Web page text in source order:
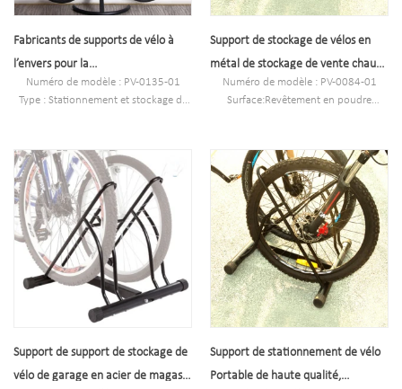
Fabricants de supports de vélo à
l’envers pour la
maison/appartement/garage
Numéro de modèle : PV-0135-01
Type : Stationnement et stockage de
Style : aussi bien à l'intérieur qu'à
l'extérieur
Matière :acier
Chargement : 2 à 10 vélos (selon les
besoins du client)
Taille:75*48*200cm
Finition : galvanisé à chaud
Support de stockage de vélos en
métal de stockage de vente chaude
en plein air 2021 à la maison
Numéro de modèle : PV-0084-01
Surface:Revêtement en poudre
NW/G.W: 4.5KG/4.8KG
Capacité : 2 vélos
Support de support de stockage de
vélo de garage en acier de magasin
Support de stationnement de vélo
Portable de haute qualité,